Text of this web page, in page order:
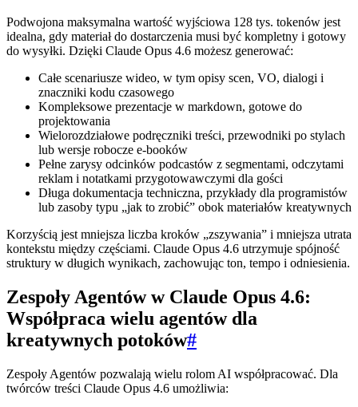
Podwojona maksymalna wartość wyjściowa 128 tys. tokenów jest
idealna, gdy materiał do dostarczenia musi być kompletny i gotowy
do wysyłki. Dzięki Claude Opus 4.6 możesz generować:
Całe scenariusze wideo, w tym opisy scen, VO, dialogi i
znaczniki kodu czasowego
Kompleksowe prezentacje w markdown, gotowe do
projektowania
Wielorozdziałowe podręczniki treści, przewodniki po stylach
lub wersje robocze e‑booków
Pełne zarysy odcinków podcastów z segmentami, odczytami
reklam i notatkami przygotowawczymi dla gości
Długa dokumentacja techniczna, przykłady dla programistów
lub zasoby typu „jak to zrobić” obok materiałów kreatywnych
Korzyścią jest mniejsza liczba kroków „zszywania” i mniejsza utrata
kontekstu między częściami. Claude Opus 4.6 utrzymuje spójność
struktury w długich wynikach, zachowując ton, tempo i odniesienia.
Zespoły Agentów w Claude Opus 4.6:
Współpraca wielu agentów dla
kreatywnych potoków#
Zespoły Agentów pozwalają wielu rolom AI współpracować. Dla
twórców treści Claude Opus 4.6 umożliwia: